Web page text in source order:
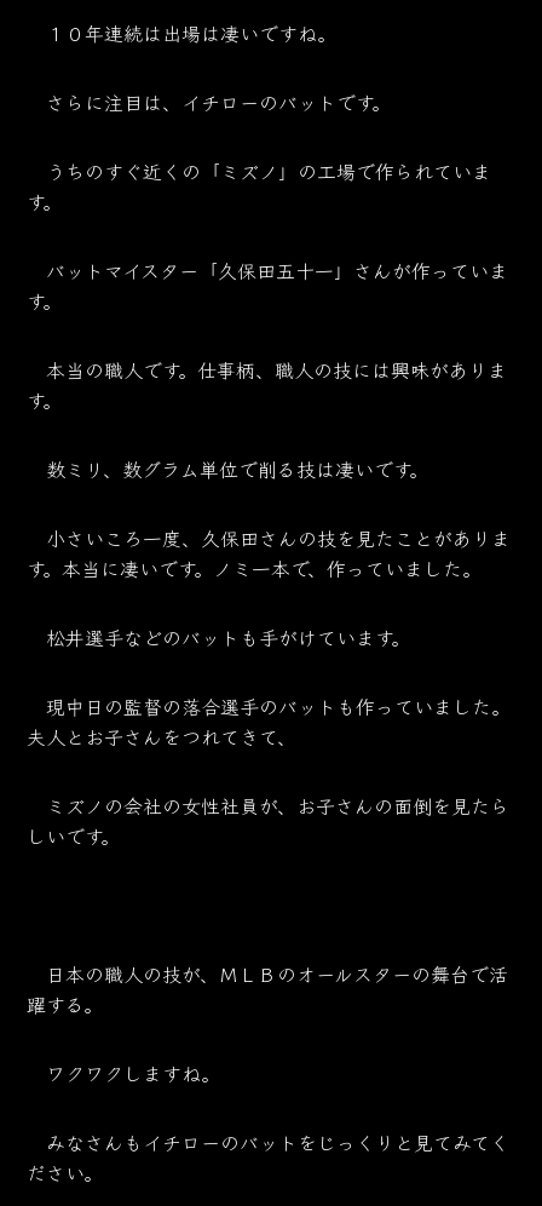
１０年連続は出場は凄いですね。
さらに注目は、イチローのバットです。
うちのすぐ近くの「ミズノ」の工場で作られていま
す。
バットマイスター「久保田五十一」さんが作っていま
す。
本当の職人です。仕事柄、職人の技には興味がありま
す。
数ミリ、数グラム単位で削る技は凄いです。
小さいころ一度、久保田さんの技を見たことがありま
す。本当に凄いです。ノミ一本で、作っていました。
松井選手などのバットも手がけています。
現中日の監督の落合選手のバットも作っていました。
夫人とお子さんをつれてきて、
ミズノの会社の女性社員が、お子さんの面倒を見たら
しいです。
日本の職人の技が、ＭＬＢのオールスターの舞台で活
躍する。
ワクワクしますね。
みなさんもイチローのバットをじっくりと見てみてく
ださい。